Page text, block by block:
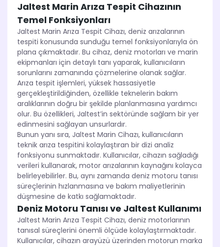
Jaltest Marin Arıza Tespit Cihazının
Temel Fonksiyonları
Jaltest Marin Arıza Tespit Cihazı, deniz arızalarının
tespiti konusunda sunduğu temel fonksiyonlarıyla ön
plana çıkmaktadır. Bu cihaz, deniz motorları ve marin
ekipmanları için detaylı tanı yaparak, kullanıcıların
sorunlarını zamanında çözmelerine olanak sağlar.
Arıza tespit işlemleri, yüksek hassasiyetle
gerçekleştirildiğinden, özellikle teknelerin bakım
aralıklarının doğru bir şekilde planlanmasına yardımcı
olur. Bu özellikleri, Jaltest’in sektöründe sağlam bir yer
edinmesini sağlayan unsurlardır.
Bunun yanı sıra, Jaltest Marin Cihazı, kullanıcıların
teknik arıza tespitini kolaylaştıran bir dizi analiz
fonksiyonu sunmaktadır. Kullanıcılar, cihazın sağladığı
verileri kullanarak, motor arızalarının kaynağını kolayca
belirleyebilirler. Bu, aynı zamanda deniz motoru tanısı
süreçlerinin hızlanmasına ve bakım maliyetlerinin
düşmesine de katkı sağlamaktadır.
Deniz Motoru Tanısı ve Jaltest Kullanımı
Jaltest Marin Arıza Tespit Cihazı, deniz motorlarının
tanısal süreçlerini önemli ölçüde kolaylaştırmaktadır.
Kullanıcılar, cihazın arayüzü üzerinden motorun marka